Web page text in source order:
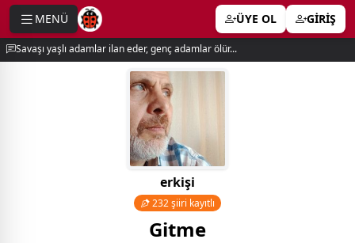
MENÜ ÜYE OL GİRİŞ
Savaşı yaşlı adamlar ilan eder, genç adamlar ölür...
erkişi
232 şiiri kayıtlı
Gitme
menu